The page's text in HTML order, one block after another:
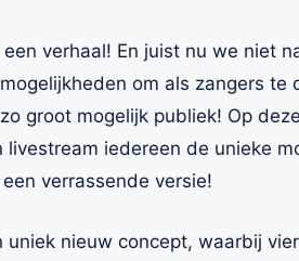
verhaal! En juist nu we niet
om als zangers
groot mogelijk publiek! Op
livestream iedereen de unieke
verrassende versie!
uniek nieuw concept, waarbij